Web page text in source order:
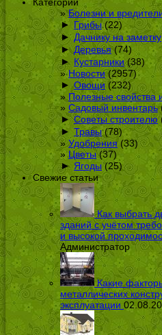
Категории
Болезни и
► Грибы(22)
► Дачнику на заметку
► Деревья(74)
► Кустарники(38)
Новости(2957)
► Овощи (232)
Полезные свойства
Садовый инвентарь
► Советы строителю
► Травы(78)
Удобрения(33)
Цветы(37)
► Ягоды(25)
Свежие статьи
Как выбрать
зданий с учётом
и высокой
Администратор
Какие
металлических
эксплуатации